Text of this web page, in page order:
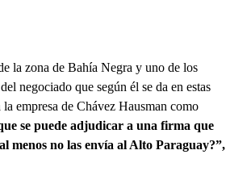
la zona de Bahía Negra y uno de los
negociado que según él se da en estas
empresa de Chávez Hausman como
se puede adjudicar a una firma que
menos no las envía al Alto Paraguay?”,